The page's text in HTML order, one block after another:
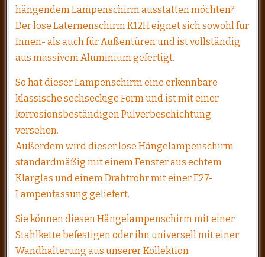
hängendem Lampenschirm ausstatten möchten?
Der lose Laternenschirm K12H eignet sich sowohl für
Innen- als auch für Außentüren und ist vollständig
aus massivem Aluminium gefertigt.
So hat dieser Lampenschirm eine erkennbare
klassische sechseckige Form und ist mit einer
korrosionsbeständigen Pulverbeschichtung
versehen.
Außerdem wird dieser lose Hängelampenschirm
standardmäßig mit einem Fenster aus echtem
Klarglas und einem Drahtrohr mit einer E27-
Lampenfassung geliefert.
Sie können diesen Hängelampenschirm mit einer
Stahlkette befestigen oder ihn universell mit einer
Wandhalterung aus unserer Kollektion